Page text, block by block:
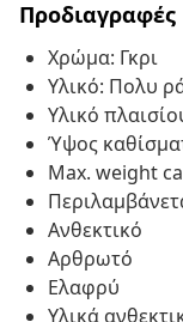
Προδιαγραφές
Χρώμα: Γκρι
Υλικό: Πολυ
Υλικό
Ύψος
Max. weight
Ανθεκτικό
Αρθρωτό
Ελαφρύ
Υλικά